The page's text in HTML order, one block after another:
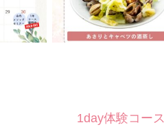
1day体験コース